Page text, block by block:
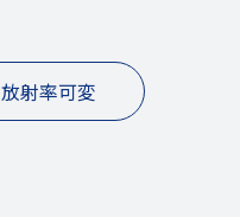
放射率可変